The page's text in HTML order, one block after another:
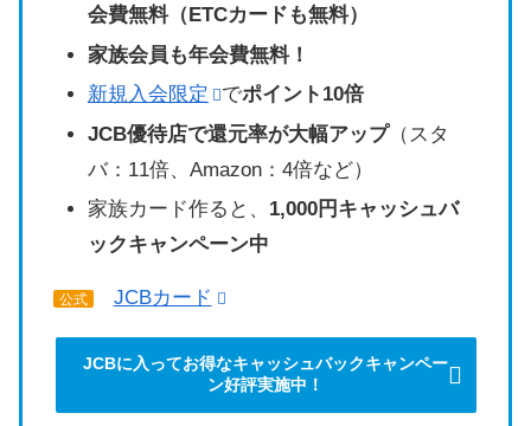
会費無料（ETCカードも無料）
家族会員も年会費無料！
新規入会限定
でポイント10倍
JCB優待店で還元率が大幅アップ（スタ
バ：11倍、Amazon：4倍など）
家族カード作ると、 1,000円キャッシュバ
ックキャンペーン中
公式 JCBカード
JCBに入ってお得なキャッシュバックキャンペー
ン好評実施中！